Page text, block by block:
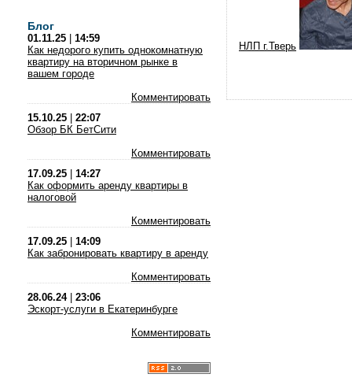
Блог
01.11.25
14:59
Как недорого купить однокомнатную
квартиру на вторичном рынке в
вашем городе
Комментировать
15.10.25
22:07
Обзор БК БетСити
Комментировать
17.09.25
14:27
Как оформить аренду квартиры в
налоговой
Комментировать
17.09.25
14:09
Как забронировать квартиру в аренду
Комментировать
28.06.24| 23:06
Эскорт-услуги в Екатеринбурге
Комментировать
НЛП г.Тверь